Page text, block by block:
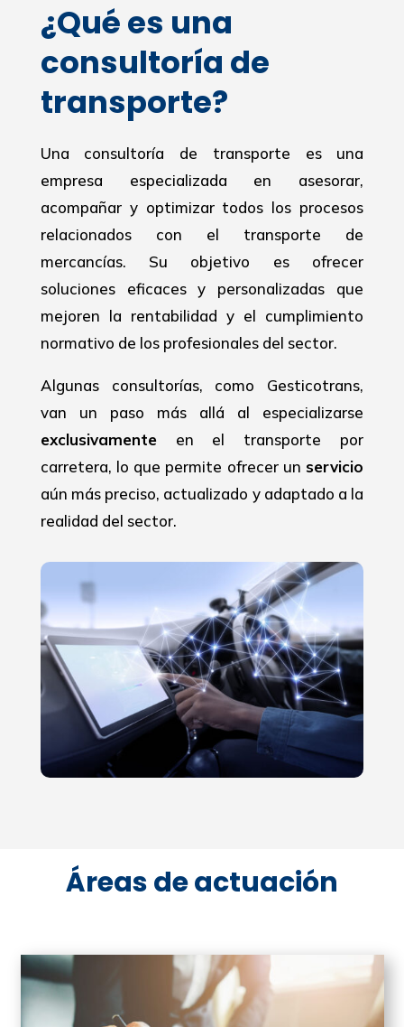
¿Qué es una
consultoría de
transporte?
Una consultoría de transporte es una
empresa especializada en asesorar,
acompañar y optimizar todos los procesos
relacionados con el transporte de
mercancías. Su objetivo es ofrecer
soluciones eficaces y personalizadas que
mejoren la rentabilidad y el cumplimiento
normativo de los profesionales del sector.
Algunas consultorías, como Gesticotrans,
van un paso más allá al especializarse
exclusivamenteen el transporte por
carretera, lo que permite ofrecer unservicio
aún más preciso, actualizado y adaptado a la
realidad del sector.
Áreas de actuación